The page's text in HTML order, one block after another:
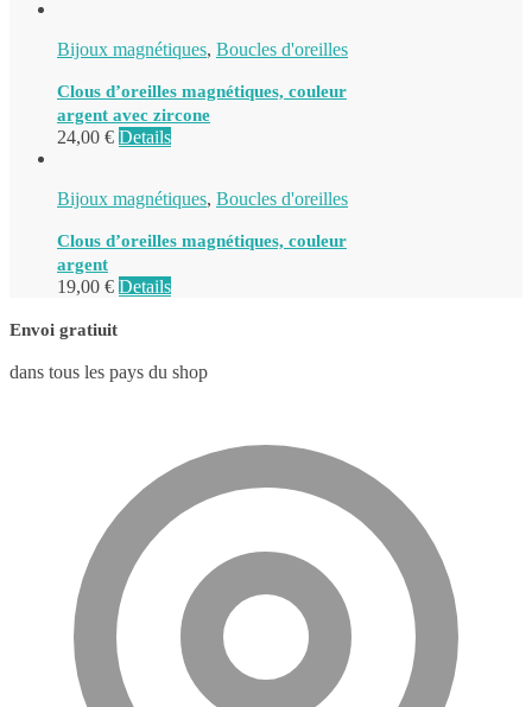
Bijoux magnétiques, Boucles d'oreilles
Clous d’oreilles magnétiques, couleur
argent avec zircone
24,00 € Details
Bijoux magnétiques, Boucles d'oreilles
Clous d’oreilles magnétiques, couleur
argent
19,00 € Details
Envoi gratiuit
dans tous les pays du shop